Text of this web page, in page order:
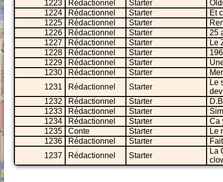
1223 Rédactionnel Starter
1224
Rédactionnel Starter
Et
1225
Rédactionnel Starter
1226
Rédactionnel Starter
25
1227
Rédactionnel Starter
Le
1228
Rédactionnel Starter
1229
Rédactionnel Starter
1230
Rédactionnel Starter
1231
Rédactionnel Starter
Le
1232
Rédactionnel Starter
1233
Rédactionnel Starter
1234
Rédactionnel Starter
Ca
1235
Conte Starter
Le
1236
Rédactionnel Starter
1237
Rédactionnel Starter
La